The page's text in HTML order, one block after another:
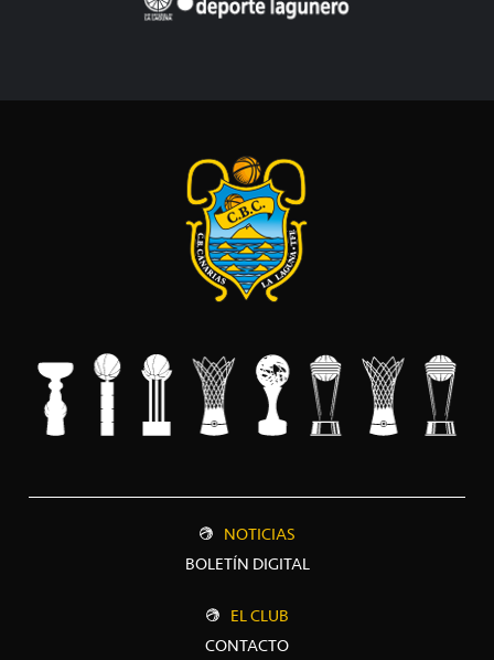
NOTICIAS
BOLETÍN DIGITAL
EL CLUB
CONTACTO